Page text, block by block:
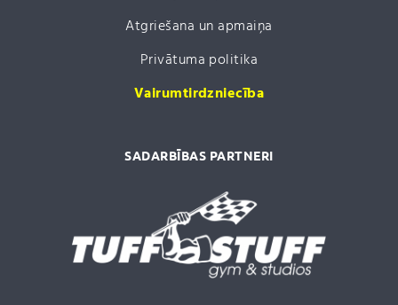
Atgriešana un apmaiņa
Privātuma politika
Vairumtirdzniecība
SADARBĪBAS PARTNERI